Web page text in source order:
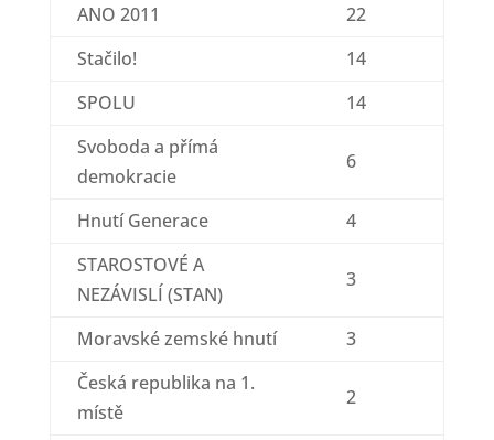
ANO 2011
22
Stačilo!
14
SPOLU
14
Svoboda a přímá
demokracie
6
Hnutí Generace
4
STAROSTOVÉ A
NEZÁVISLÍ (STAN)
3
Moravské zemské hnutí
3
Česká republika na 1.
místě
2